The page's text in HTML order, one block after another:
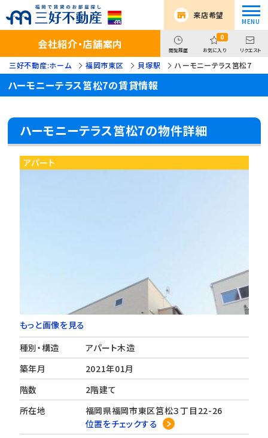
来店希望
会社紹介・店舗案内 閲覧履歴
0
お気に入り リクエスト
三好不動産:ホーム 福岡市東区 貝塚駅 ハーモニーテラス筥松7
ハーモニーテラス筥松7の賃貸情報
ハーモニーテラス筥松7の物件詳細
アパート
もっと画像を見る
種別・構造
アパート木造
築年月
2021年01月
階数
2階建て
所在地
福岡県福岡市東区筥松３丁目22-26
位置をチェックする